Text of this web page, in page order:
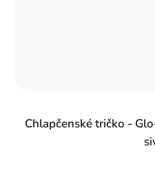
Chlapčenské tričko -